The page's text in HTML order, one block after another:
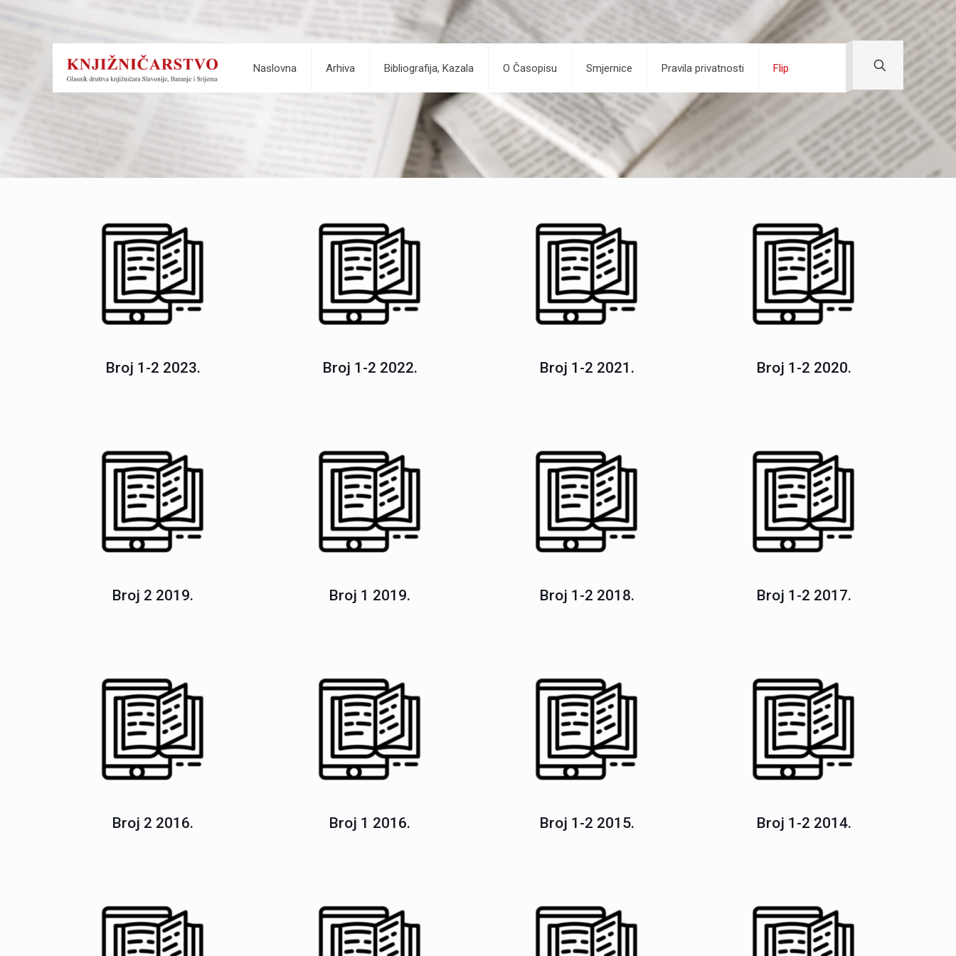
Naslovna Arhiva Bibliografija, Kazala O Časopisu Smjernice Pravila privatnosti Flip
Broj 1-2 2023. Broj 1-2 2022. Broj 1-2 2021. Broj 1-2 2020.
Broj 2 2019. Broj 1 2019. Broj 1-2 2018. Broj 1-2 2017.
Broj 2 2016. Broj 1 2016. Broj 1-2 2015. Broj 1-2 2014.